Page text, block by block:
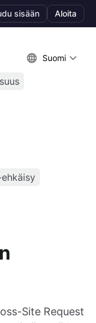
sisään Aloita
Suomi
Site Request